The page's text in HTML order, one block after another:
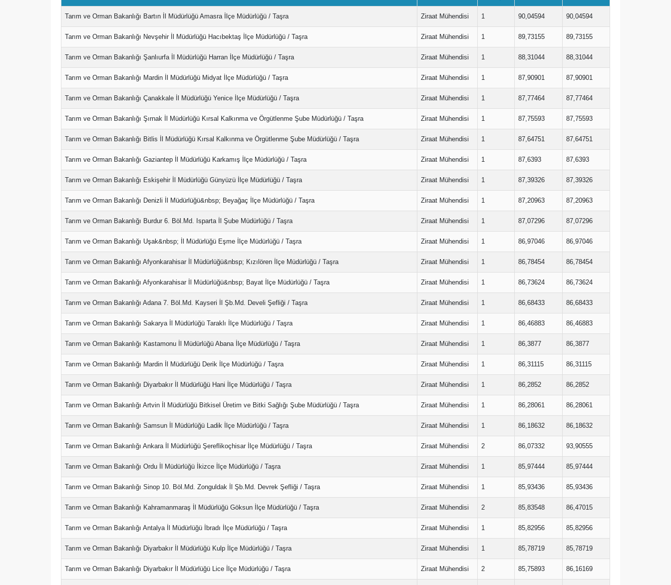
Tarım ve Orman Bakanlığı Bartın İl Müdürlüğü Amasra İlçe Müdürlüğü / Taşra Ziraat Mühendisi 1 90,04594 90,04594
Tarım ve Orman Bakanlığı Nevşehir İl Müdürlüğü Hacıbektaş İlçe Müdürlüğü / Taşra Ziraat Mühendisi 1 89,73155 89,73155
Tarım ve Orman Bakanlığı Şanlıurfa İl Müdürlüğü Harran İlçe Müdürlüğü / Taşra Ziraat Mühendisi 1 88,31044 88,31044
Tarım ve Orman Bakanlığı Mardin İl Müdürlüğü Midyat İlçe Müdürlüğü / Taşra Ziraat Mühendisi 1 87,90901 87,90901
Tarım ve Orman Bakanlığı Çanakkale İl Müdürlüğü Yenice İlçe Müdürlüğü / Taşra Ziraat Mühendisi 1 87,77464 87,77464
Tarım ve Orman Bakanlığı Şırnak İl Müdürlüğü Kırsal Kalkınma ve Örgütlenme Şube Müdürlüğü / Taşra Ziraat Mühendisi 1 87,75593 87,75593
Tarım ve Orman Bakanlığı Bitlis İl Müdürlüğü Kırsal Kalkınma ve Örgütlenme Şube Müdürlüğü / Taşra Ziraat Mühendisi 1 87,64751 87,64751
Tarım ve Orman Bakanlığı Gaziantep İl Müdürlüğü Karkamış İlçe Müdürlüğü / Taşra Ziraat Mühendisi 1 87,6393 87,6393
Tarım ve Orman Bakanlığı Eskişehir İl Müdürlüğü Günyüzü İlçe Müdürlüğü / Taşra Ziraat Mühendisi 1 87,39326 87,39326
Tarım ve Orman Bakanlığı Denizli İl Müdürlüğü&nbsp; Beyağaç İlçe Müdürlüğü / Taşra Ziraat Mühendisi 1 87,20963 87,20963
Tarım ve Orman Bakanlığı Burdur 6. Böl.Md. Isparta İl Şube Müdürlüğü / Taşra Ziraat Mühendisi 1 87,07296 87,07296
Tarım ve Orman Bakanlığı Uşak&nbsp; İl Müdürlüğü Eşme İlçe Müdürlüğü / Taşra Ziraat Mühendisi 1 86,97046 86,97046
Tarım ve Orman Bakanlığı Afyonkarahisar İl Müdürlüğü&nbsp; Kızılören İlçe Müdürlüğü / Taşra Ziraat Mühendisi 1 86,78454 86,78454
Tarım ve Orman Bakanlığı Afyonkarahisar İl Müdürlüğü&nbsp; Bayat İlçe Müdürlüğü / Taşra Ziraat Mühendisi 1 86,73624 86,73624
Tarım ve Orman Bakanlığı Adana 7. Böl.Md. Kayseri İl Şb.Md. Develi Şefliği / Taşra Ziraat Mühendisi 1 86,68433 86,68433
Tarım ve Orman Bakanlığı Sakarya İl Müdürlüğü Taraklı İlçe Müdürlüğü / Taşra Ziraat Mühendisi 1 86,46883 86,46883
Tarım ve Orman Bakanlığı Kastamonu İl Müdürlüğü Abana İlçe Müdürlüğü / Taşra Ziraat Mühendisi 1 86,3877 86,3877
Tarım ve Orman Bakanlığı Mardin İl Müdürlüğü Derik İlçe Müdürlüğü / Taşra Ziraat Mühendisi 1 86,31115 86,31115
Tarım ve Orman Bakanlığı Diyarbakır İl Müdürlüğü Hani İlçe Müdürlüğü / Taşra Ziraat Mühendisi 1 86,2852 86,2852
Tarım ve Orman Bakanlığı Artvin İl Müdürlüğü Bitkisel Üretim ve Bitki Sağlığı Şube Müdürlüğü / Taşra Ziraat Mühendisi 1 86,28061 86,28061
Tarım ve Orman Bakanlığı Samsun İl Müdürlüğü Ladik İlçe Müdürlüğü / Taşra Ziraat Mühendisi 1 86,18632 86,18632
Tarım ve Orman Bakanlığı Ankara İl Müdürlüğü Şereflikoçhisar İlçe Müdürlüğü / Taşra Ziraat Mühendisi 2 86,07332 93,90555
Tarım ve Orman Bakanlığı Ordu İl Müdürlüğü İkizce İlçe Müdürlüğü / Taşra Ziraat Mühendisi 1 85,97444 85,97444
Tarım ve Orman Bakanlığı Sinop 10. Böl.Md. Zonguldak İl Şb.Md. Devrek Şefliği / Taşra Ziraat Mühendisi 1 85,93436 85,93436
Tarım ve Orman Bakanlığı Kahramanmaraş İl Müdürlüğü Göksun İlçe Müdürlüğü / Taşra Ziraat Mühendisi 2 85,83548 86,47015
Tarım ve Orman Bakanlığı Antalya İl Müdürlüğü İbradı İlçe Müdürlüğü / Taşra Ziraat Mühendisi 1 85,82956 85,82956
Tarım ve Orman Bakanlığı Diyarbakır İl Müdürlüğü Kulp İlçe Müdürlüğü / Taşra Ziraat Mühendisi 1 85,78719 85,78719
Tarım ve Orman Bakanlığı Diyarbakır İl Müdürlüğü Lice İlçe Müdürlüğü / Taşra Ziraat Mühendisi 2 85,75893 86,16169